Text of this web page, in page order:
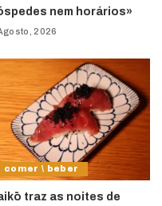
nem horários»
2026
comer \ beber
traz as noites de